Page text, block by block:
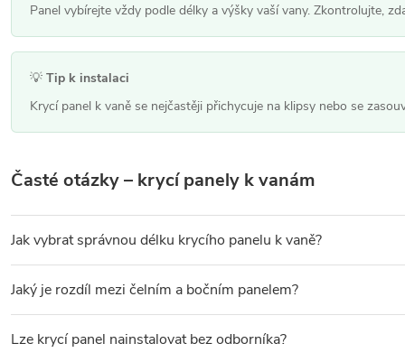
k
ý
i
s
u
Panel vybírejte vždy podle délky a výšky vaší vany. Zkontrolujte,
💡 Tip k instalaci
Krycí panel k vaně se nejčastěji přichycuje na klipsy nebo se
Časté otázky – krycí panely k vanám
Jak vybrat správnou délku krycího panelu k vaně?
Jaký je rozdíl mezi čelním a bočním panelem?
Lze krycí panel nainstalovat bez odborníka?